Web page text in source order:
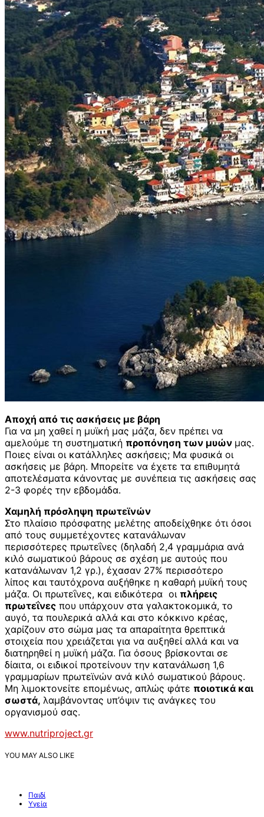
Αποχή από τις ασκήσεις με βάρη
Για να μη χαθεί η μυϊκή μας μάζα, δεν πρέπει να
αμελούμε τη συστηματική προπόνηση των μυών μας.
Ποιες είναι οι κατάλληλες ασκήσεις; Μα φυσικά οι
ασκήσεις με βάρη. Μπορείτε να έχετε τα επιθυμητά
αποτελέσματα κάνοντας με συνέπεια τις ασκήσεις σας
2-3 φορές την εβδομάδα.
Χαμηλή πρόσληψη πρωτεϊνών
Στο πλαίσιο πρόσφατης μελέτης αποδείχθηκε ότι όσοι
από τους συμμετέχοντες κατανάλωναν
περισσότερες πρωτεΐνες (δηλαδή 2,4 γραμμάρια ανά
κιλό σωματικού βάρους σε σχέση με αυτούς που
κατανάλωναν 1,2 γρ.), έχασαν 27% περισσότερο
λίπος και ταυτόχρονα αυξήθηκε η καθαρή μυϊκή τους
μάζα. Οι πρωτεΐνες, και ειδικότερα οι πλήρεις
πρωτεΐνες που υπάρχουν στα γαλακτοκομικά, το
αυγό, τα πουλερικά αλλά και στο κόκκινο κρέας,
χαρίζουν στο σώμα μας τα απαραίτητα θρεπτικά
στοιχεία που χρειάζεται για να αυξηθεί αλλά και να
διατηρηθεί η μυϊκή μάζα. Για όσους βρίσκονται σε
δίαιτα, οι ειδικοί προτείνουν την κατανάλωση 1,6
γραμμαρίων πρωτεϊνών ανά κιλό σωματικού βάρους.
Μη λιμοκτονείτε επομένως, απλώς φάτε ποιοτικά και
σωστά, λαμβάνοντας υπ’όψιν τις ανάγκες του
οργανισμού σας.
www.nutriproject.gr
YOU MAY ALSO LIKE
Παιδί
Υγεία